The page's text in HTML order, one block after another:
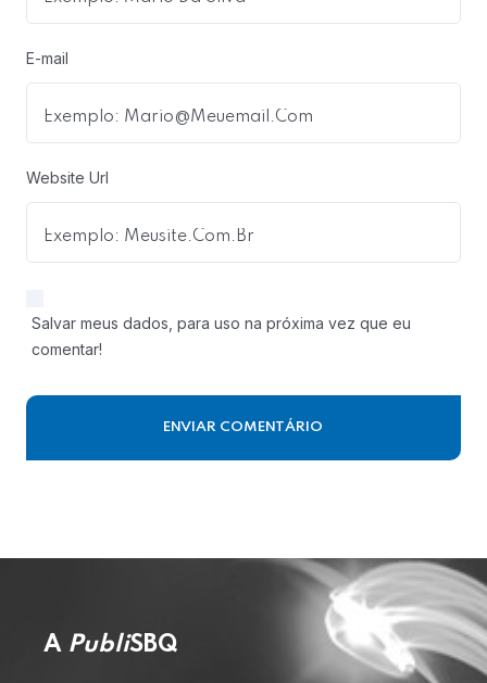
E-mail
Website Url
Salvar meus dados, para uso na próxima vez que eu
comentar!
A PubliSBQ